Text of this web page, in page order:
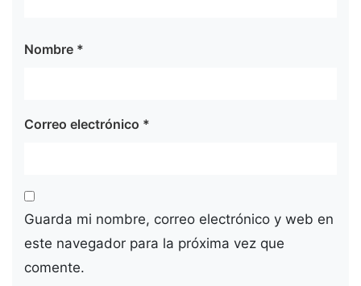
Nombre *
Correo electrónico *
Guarda mi nombre, correo electrónico y web en
este navegador para la próxima vez que
comente.